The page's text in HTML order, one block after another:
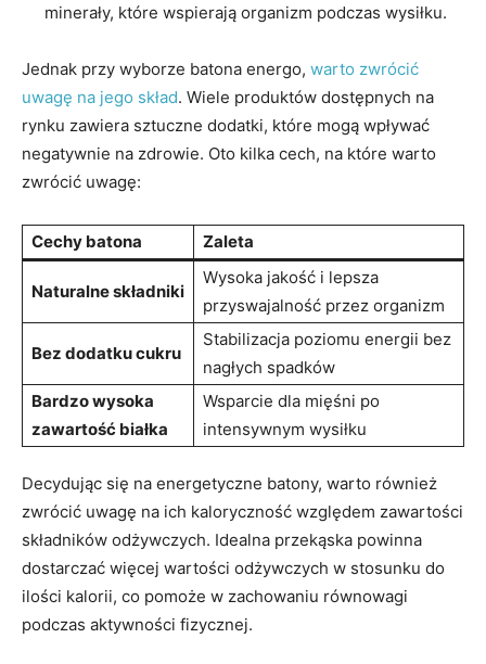
minerały, które wspierają organizm ⁤podczas wysiłku.
Jednak przy ‍wyborze batona ⁤energo, warto zwrócić
uwagę na jego skład. Wiele​ produktów dostępnych na
rynku zawiera sztuczne dodatki, które mogą wpływać
negatywnie na zdrowie. Oto kilka cech, na‌ które warto
zwrócić⁤ uwagę:
Cechy⁤ batona Zaleta
Naturalne składniki
Wysoka⁣ jakość ​i lepsza
przyswajalność przez organizm
Bez dodatku cukru
Stabilizacja ⁣poziomu energii bez
nagłych spadków
Bardzo wysoka
zawartość białka
Wsparcie dla mięśni po
‍intensywnym wysiłku
Decydując się na energetyczne batony, warto ⁢również
zwrócić uwagę na‍ ich kaloryczność względem‌ zawartości
składników odżywczych. Idealna przekąska powinna‌
dostarczać więcej wartości ‍odżywczych w stosunku do
ilości kalorii, co⁣ pomoże⁣ w zachowaniu równowagi
podczas⁣ aktywności fizycznej.